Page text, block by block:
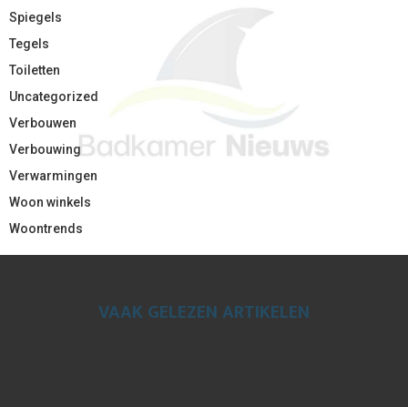
Spiegels
Tegels
Toiletten
Uncategorized
Verbouwen
Verbouwing
Verwarmingen
Woon winkels
Woontrends
VAAK GELEZEN ARTIKELEN